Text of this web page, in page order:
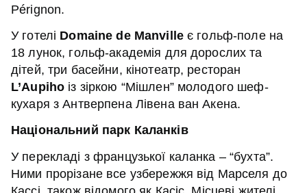
Pérignon.
У готелі Domaine de Manvilleє гольф-поле на
18 лунок, гольф-академія для дорослих та
дітей, три басейни, кінотеатр, ресторан
L’Aupiho із зіркою “Мішлен” молодого шеф-
кухаря з Антверпена Лівена ван Акена.
Національний парк Каланків
У перекладі з французької каланка – “бухта”.
Ними прорізане все узбережжя від Марселя до